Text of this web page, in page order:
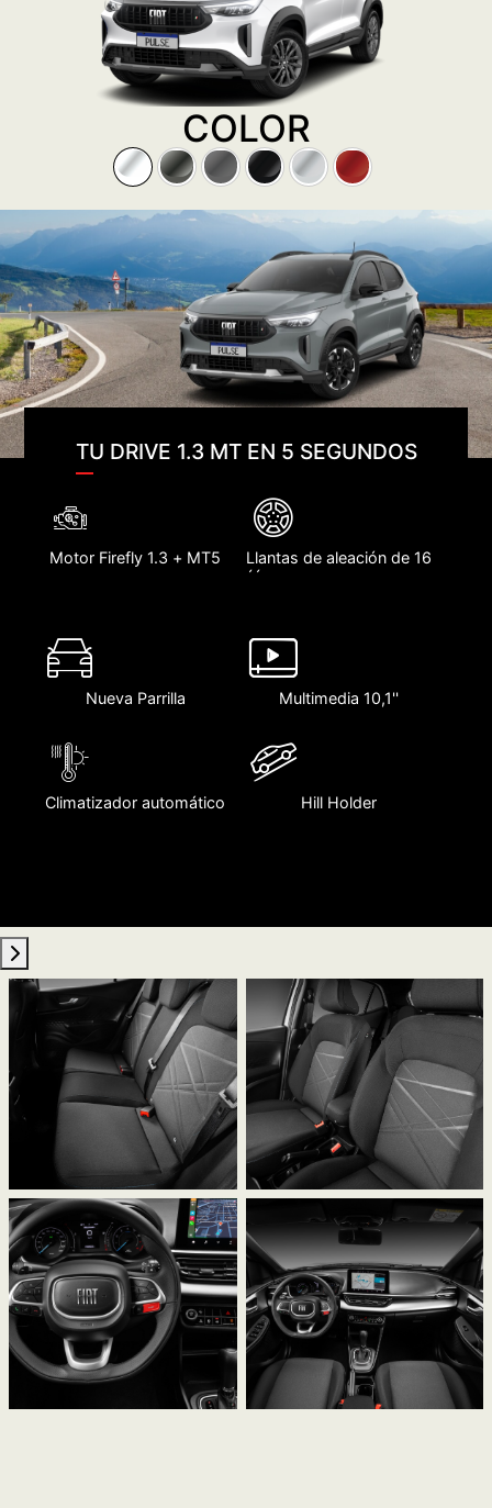
COLOR
TU DRIVE 1.3 MT EN 5 SEGUNDOS
Motor Firefly 1.3 + MT5
Llantas de aleación de 16
´´
Nueva Parrilla Multimedia 10,1''
Climatizador automático Hill Holder